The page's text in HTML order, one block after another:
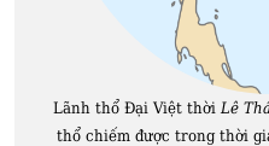
Lãnh thổ Đại Việt thời Lê
thổ chiếm được trong thời